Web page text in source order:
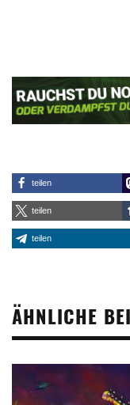
teilen
teilen
teilen
ÄHNLICHE